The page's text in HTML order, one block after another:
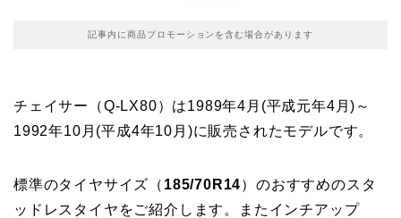
記事内に商品プロモーションを含む場合があります
チェイサー（Q-LX80）は1989年4月(平成元年4月)～
1992年10月(平成4年10月)に販売されたモデルです。
標準のタイヤサイズ（ 185/70R14）のおすすめのスタ
ッドレスタイヤをご紹介します。またインチアップ